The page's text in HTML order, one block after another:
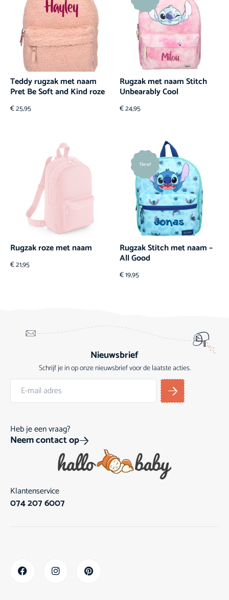
Teddy rugzak met naam
Pret Be Soft and Kind roze
€25,95
Rugzak met naam Stitch
Unbearably Cool
€24,95
Rugzak roze met naam
€21,95
New!
Rugzak Stitch met naam –
All Good
€19,95
Nieuwsbrief
Schrijf je in op onze nieuwsbrief voor de laatste acties.
Heb je een vraag?
Neem contact op
Klantenservice
074 207 6007